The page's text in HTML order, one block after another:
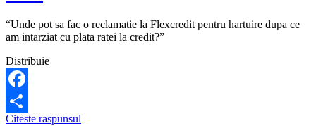
“Unde pot sa fac o reclamatie la Flexcredit pentru hartuire dupa ce
am intarziat cu plata ratei la credit?”
Distribuie
Facebook
Share
Citeste raspunsul